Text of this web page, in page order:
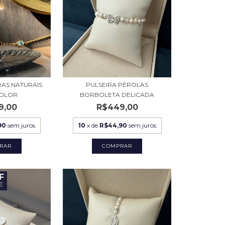
NATURAIS
sem juros
PULSEIRA PÉROLAS
BORBOLETA DELICADA
R$449,00
10 x de R$44,90 sem juros